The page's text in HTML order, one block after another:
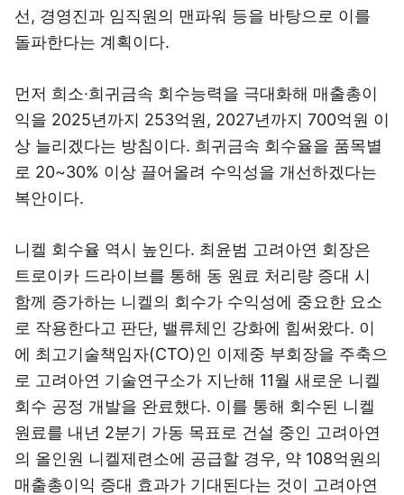
선, 경영진과 임직원의 맨파워 등을 바탕으로 이를
돌파한다는 계획이다.
먼저 희소·희귀금속 회수능력을 극대화해 매출총이
익을 2025년까지 253억원, 2027년까지 700억원 이
상 늘리겠다는 방침이다. 희귀금속 회수율을 품목별
로 20~30% 이상 끌어올려 수익성을 개선하겠다는
복안이다.
니켈 회수율 역시 높인다. 최윤범 고려아연 회장은
트로이카 드라이브를 통해 동 원료 처리량 증대 시
함께 증가하는 니켈의 회수가 수익성에 중요한 요소
로 작용한다고 판단, 밸류체인 강화에 힘써왔다. 이
에 최고기술책임자(CTO)인 이제중 부회장을 주축으
로 고려아연 기술연구소가 지난해 11월 새로운 니켈
회수 공정 개발을 완료했다. 이를 통해 회수된 니켈
원료를 내년 2분기 가동 목표로 건설 중인 고려아연
의 올인원 니켈제련소에 공급할 경우, 약 108억원의
매출총이익 증대 효과가 기대된다는 것이 고려아연